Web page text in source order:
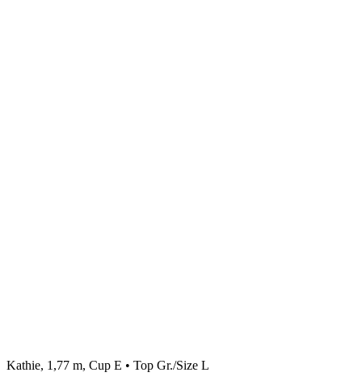
Kathie, 1,77 m, Cup E • Top Gr./Size L